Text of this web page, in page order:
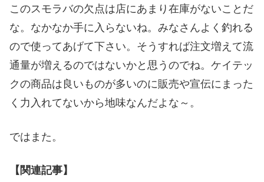
このスモラバの欠点は店にあまり在庫がないことだ
な。なかなか手に入らないね。みなさんよく釣れる
ので使ってあげて下さい。そうすれば注文増えて流
通量が増えるのではないかと思うのでね。ケイテッ
クの商品は良いものが多いのに販売や宣伝にまった
く力入れてないから地味なんだよな～。
ではまた。
【関連記事】